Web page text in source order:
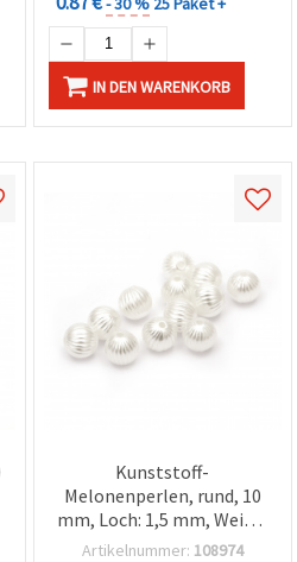
IN DEN WARENKORB
Kunststoff-
Melonenperlen, rund, 10
mm, Loch: 1,5 mm, Weiß –
20 g (~45 Stk.)
Artikelnummer: 108974